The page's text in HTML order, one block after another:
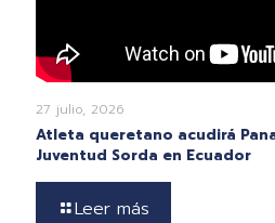
27 julio, 2026
Atleta queretano acudirá
Juventud Sorda en Ecuador
Leer más